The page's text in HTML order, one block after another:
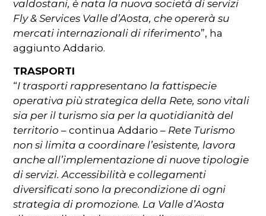
valdostani, è nata la nuova società di servizi
Fly & Services Valle d’Aosta, che opererà su
mercati internazionali di riferimento”, ha
aggiunto Addario.
TRASPORTI
“I trasporti rappresentano la fattispecie
operativa più strategica della Rete, sono vitali
sia per il turismo sia per la quotidianità del
territorio – continua Addario – Rete Turismo
non si limita a coordinare l’esistente, lavora
anche all’implementazione di nuove tipologie
di servizi. Accessibilità e collegamenti
diversificati sono la precondizione di ogni
strategia di promozione. La Valle d’Aosta